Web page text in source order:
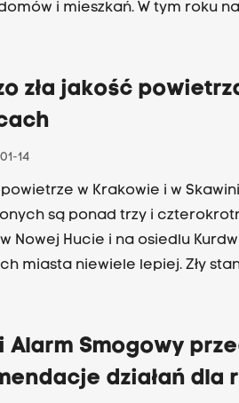
i mieszkań. W tym roku
energii. Jak skorzystać z
od pół roku zakaz
działa - o tym z Pawłem
Krakowa do spraw smogu
lat w Krakowie udało się
zła jakość
14
w Krakowie i w
są ponad trzy i
Nowej Hucie i na osiedlu
miasta niewiele lepiej. Zły
Bez smogu południe
Alarm Smogowy
działań dla